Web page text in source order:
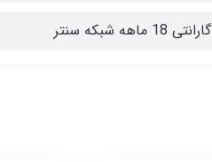
گارانتی 18 ماهه شبکه سنتر